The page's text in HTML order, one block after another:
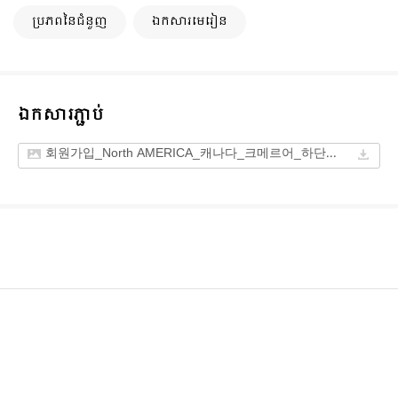
ប្រភពនៃជំនួញ ឯកសារមេរៀន
ឯកសារភ្ជាប់
회원가입_North AMERICA_캐나다_크메르어_하단삭제.jpg